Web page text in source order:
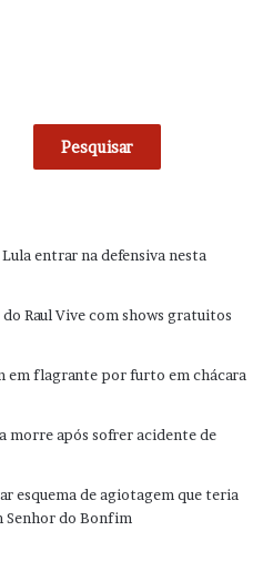
Pesquisar
entrar na defensiva nesta
Raul Vive com shows gratuitos
em flagrante por furto em chácara
morre após sofrer acidente de
esquema de agiotagem que teria
Senhor do Bonfim